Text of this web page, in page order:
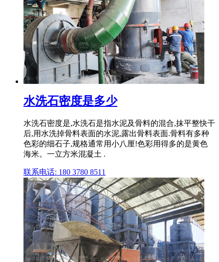
水洗石密度是多少
水洗石密度是,水洗石是指水泥及骨料的混合,抹平整快干
后,用水洗掉骨料表面的水泥,露出骨料表面.骨料有多种
色彩的细石子,规格通常用小八厘!色彩用得多的是黄色
海米。一立方米混凝土 .
联系电话: 180 3780 8511